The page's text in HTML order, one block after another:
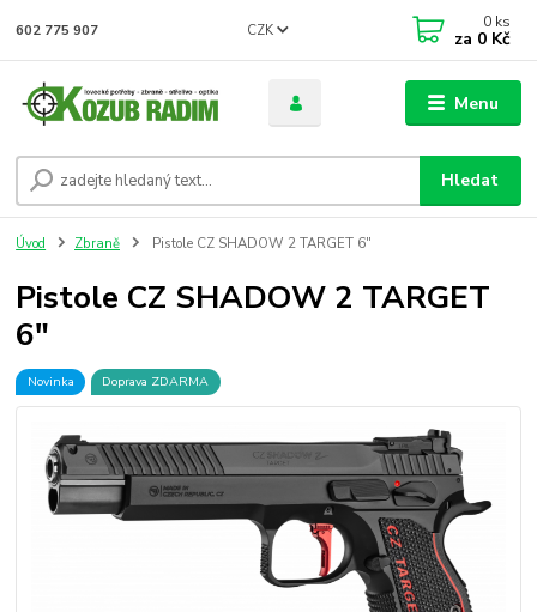
Menu
CZK
Hledat
602 775 907 0 ks
za 0 Kč
Úvod Zbraně Pistole CZ SHADOW 2 TARGET 6"
Pistole CZ SHADOW 2 TARGET
6"
Novinka Doprava ZDARMA